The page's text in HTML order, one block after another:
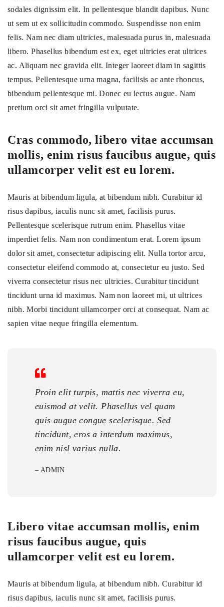
sodales dignissim elit. In pellentesque blandit dapibus. Nunc
ut sem ut ex sollicitudin commodo. Suspendisse non enim
felis. Nam nec diam ultricies, malesuada purus in, malesuada
libero. Phasellus bibendum est ex, eget ultricies erat ultrices
ac. Aliquam nec gravida elit. Integer laoreet diam in sagittis
tempus. Pellentesque urna magna, facilisis ac ante rhoncus,
bibendum pellentesque mi. Donec eu lectus augue. Nam
pretium orci sit amet fringilla vulputate.
Cras commodo, libero vitae accumsan
mollis, enim risus faucibus augue, quis
ullamcorper velit est eu lorem.
Mauris at bibendum ligula, at bibendum nibh. Curabitur id
risus dapibus, iaculis nunc sit amet, facilisis purus.
Pellentesque scelerisque rutrum enim. Phasellus vitae
imperdiet felis. Nam non condimentum erat. Lorem ipsum
dolor sit amet, consectetur adipiscing elit. Nulla tortor arcu,
consectetur eleifend commodo at, consectetur eu justo. Sed
viverra consectetur risus nec ultricies. Curabitur tincidunt
tincidunt urna id maximus. Nam non laoreet mi, ut ultrices
nibh. Morbi tincidunt ullamcorper orci at consequat. Nam ac
sapien vitae neque fringilla elementum.
Proin elit turpis, mattis nec viverra eu,
euismod at velit. Phasellus vel quam
quis augue congue scelerisque. Sed
tincidunt, eros a interdum maximus,
enim nisl varius nulla.
– ADMIN
Libero vitae accumsan mollis, enim
risus faucibus augue, quis
ullamcorper velit est eu lorem.
Mauris at bibendum ligula, at bibendum nibh. Curabitur id
risus dapibus, iaculis nunc sit amet, facilisis purus.